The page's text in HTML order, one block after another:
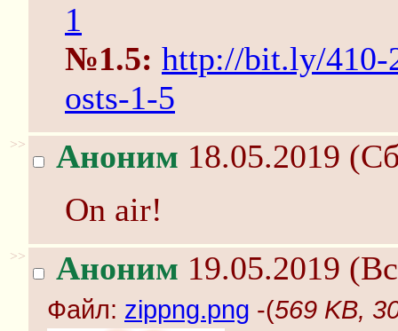
1
№1.5: http://bit.ly/410-
osts-1-5
>> Аноним 18.05.2019
On air!
>> Аноним 19.05.2019
Файл: zippng.png -(569 KB,